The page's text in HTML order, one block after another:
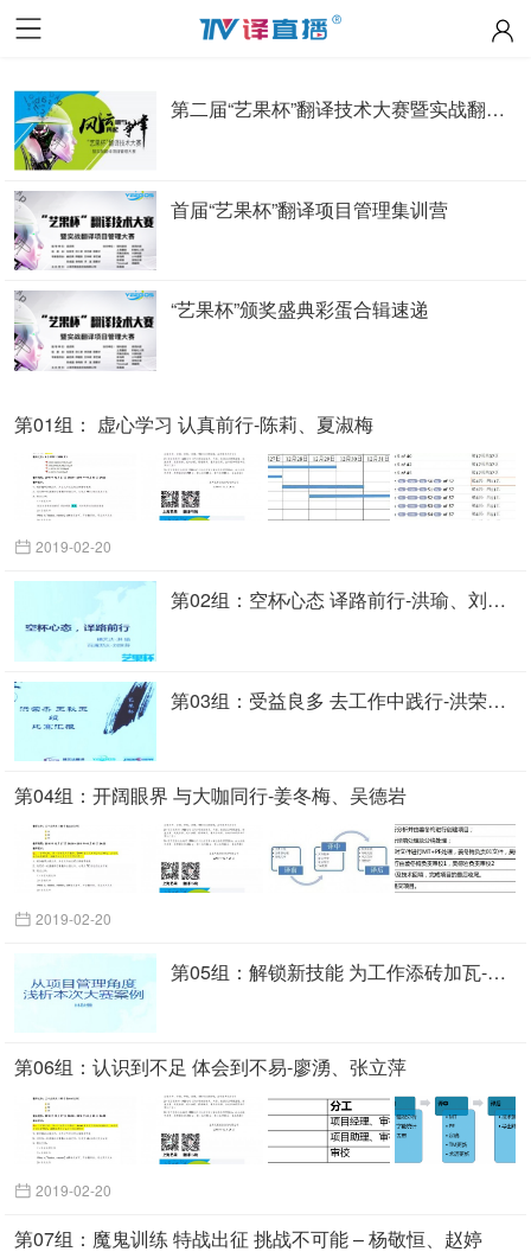
第二届“艺果杯”翻译技术大赛暨实战翻译项目管理大赛集训营
首届“艺果杯”翻译项目管理集训营
“艺果杯”颁奖盛典彩蛋合辑速递
第01组： 虚心学习 认真前行-陈莉、夏淑梅
2019-02-20
第02组：空杯心态 译路前行-洪瑜、刘世芬
第03组：受益良多 去工作中践行-洪荣杰、王秋玉
第04组：开阔眼界 与大咖同行-姜冬梅、吴德岩
2019-02-20
第05组：解锁新技能 为工作添砖加瓦-林秋雅、吴利静
第06组：认识到不足 体会到不易-廖湧、张立萍
2019-02-20
第07组：魔鬼训练 特战出征 挑战不可能 – 杨敬恒、赵婷